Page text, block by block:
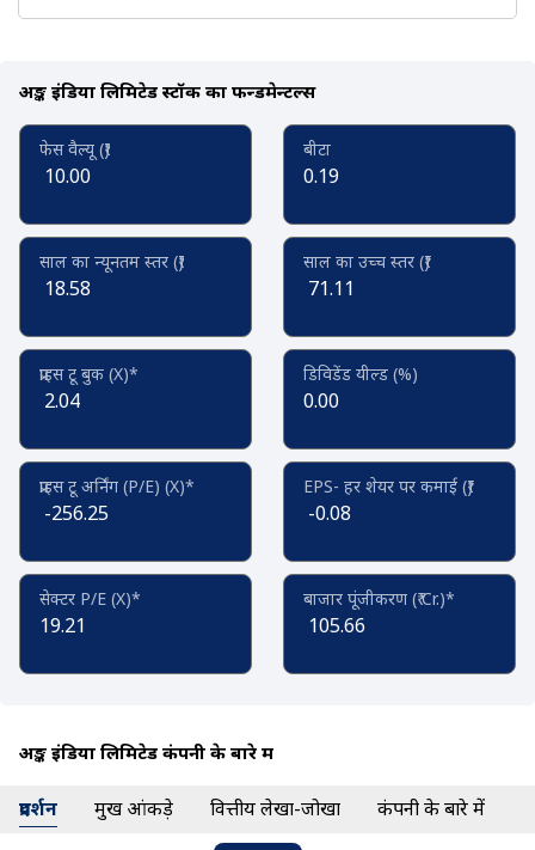
अङ्क इंडिया लिमिटेड स्टॉक का फन्डमेन्टल्स
फेस वैल्यू (₹)
10.00
बीटा
0.19
साल का न्यूनतम स्तर (₹)
18.58
साल का उच्च स्तर (₹)
71.11
प्राइस टू बुक (X)*
2.04
डिविडेंड यील्ड (%)
0.00
प्राइस टू अर्निंग (P/E) (X)*
-256.25
EPS- हर शेयर पर कमाई (₹)
-0.08
सेक्टर P/E (X)*
19.21
बाजार पूंजीकरण (₹ Cr.)*
105.66
अङ्क इंडिया लिमिटेड कंपनी के बारे में
प्रदर्शन प्रमुख आंकड़े वित्तीय लेखा-जोखा कंपनी के बारे में